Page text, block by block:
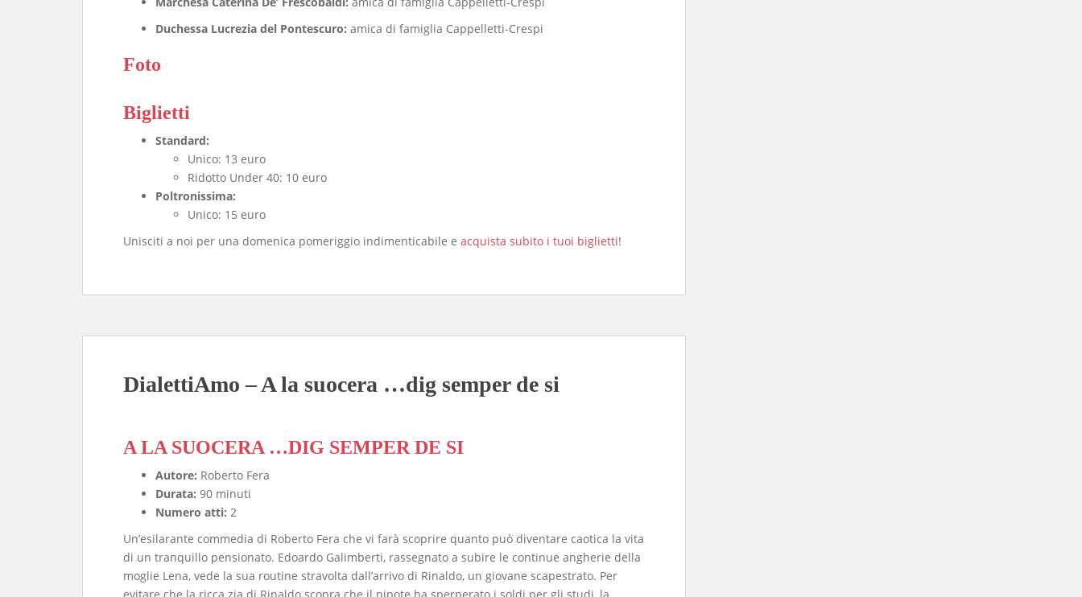
Duchessa Lucrezia del Pontescuro: amica di famiglia Cappelletti-Crespi
Foto
Biglietti
Standard:
Unico: 13 euro
Ridotto Under 40: 10 euro
Poltronissima:
Unico: 15 euro
Unisciti a noi per una domenica pomeriggio indimenticabile e acquista subito i tuoi biglietti!
DialettiAmo – A la suocera …dig semper de si
A LA SUOCERA …DIG SEMPER DE SI
Autore: Roberto Fera
Durata: 90 minuti
Numero atti: 2
​Un’esilarante commedia di Roberto Fera che vi farà scoprire quanto può diventare caotica la vita
di un tranquillo pensionato. Edoardo Galimberti, rassegnato a subire le continue angherie della
moglie Lena, vede la sua routine stravolta dall’arrivo di Rinaldo, un giovane scapestrato. Per